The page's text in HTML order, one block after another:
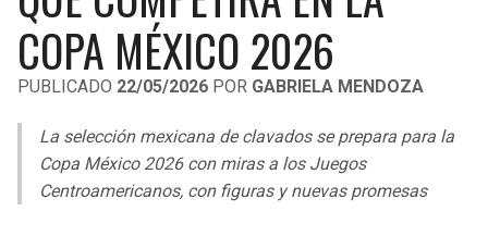
LIGA DE EXPANSIÓN MX
LEAGUES CUP
UEFA EUROPA LEAGUE
UEFA CONFERENCE LEAGUE
COPA LIBERTADORES
COPA SUDAMERICANA
RAIDERS
RAVENS
CAVALIERS
PACERS
COPA MÉXICO 2026
PUBLICADO 22/05/2026 POR GABRIELA MENDOZA
La selección mexicana de clavados se prepara para la
Copa México 2026 con miras a los Juegos
Centroamericanos, con figuras y nuevas promesas